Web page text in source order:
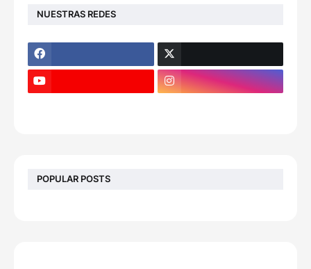
NUESTRAS REDES
POPULAR POSTS